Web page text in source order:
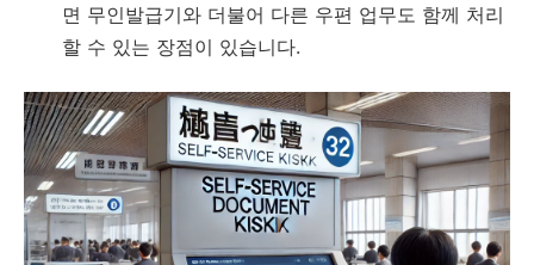
면 무인발급기와 더불어 다른 우편 업무도 함께 처리
할 수 있는 장점이 있습니다.